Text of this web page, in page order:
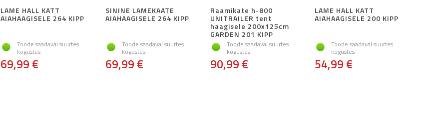
LAME HALL KATT
AIAHAAGISELE 264 KIPP
Toode saadaval suurtes
kogustes
69,99 €
SININE LAMEKAATE
AIAHAAGISELE 264 KIPP
Toode saadaval suurtes
kogustes
69,99 €
Raamikate h-800
UNITRAILER tent
haagisele 200x125cm
GARDEN 201 KIPP
Toode saadaval suurtes
kogustes
90,99 €
LAME HALL KATT
AIAHAAGISELE 200 KIPP
Toode saadaval suurtes
kogustes
54,99 €